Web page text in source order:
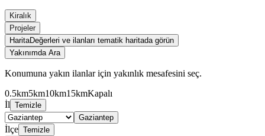
Kiralık
Projeler
HaritaDeğerleri ve ilanları tematik haritada görün
Yakınımda Ara
Konumuna yakın ilanlar için yakınlık mesafesini seç.
0.5km5km10km15kmKapalı
İl Temizle
Gaziantep
İlçe Temizle